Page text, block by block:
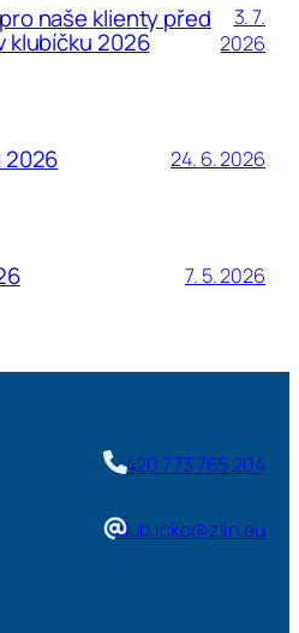
naše klienty před
klubíčku 2026
3. 7.
2026
2026 24. 6. 2026
7. 5. 2026
+420 773 765 204
klub.icko@zlin.eu